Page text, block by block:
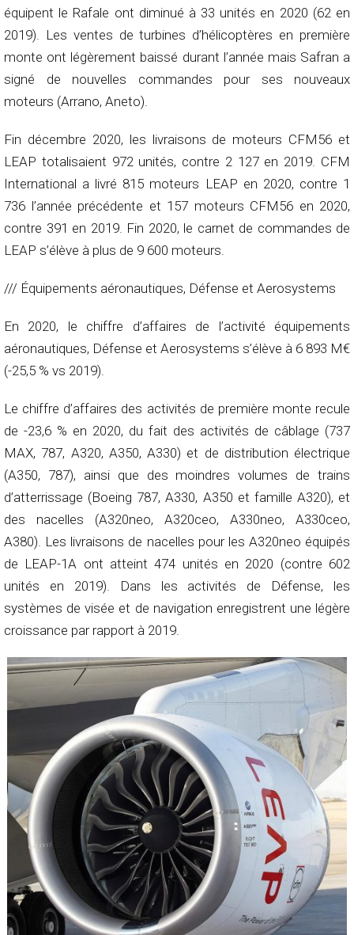
équipent le Rafale ont diminué à 33 unités en 2020 (62 en
2019). Les ventes de turbines d’hélicoptères en première
monte ont légèrement baissé durant l’année mais Safran a
signé de nouvelles commandes pour ses nouveaux
moteurs (Arrano, Aneto).
Fin décembre 2020, les livraisons de moteurs CFM56 et
LEAP totalisaient 972 unités, contre 2 127 en 2019. CFM
International a livré 815 moteurs LEAP en 2020, contre 1
736 l’année précédente et 157 moteurs CFM56 en 2020,
contre 391 en 2019. Fin 2020, le carnet de commandes de
LEAP s’élève à plus de 9 600 moteurs.
/// Équipements aéronautiques, Défense et Aerosystems
En 2020, le chiffre d’affaires de l’activité équipements
aéronautiques, Défense et Aerosystems s’élève à 6 893 M€
(-25,5 % vs 2019).
Le chiffre d’affaires des activités de première monte recule
de -23,6 % en 2020, du fait des activités de câblage (737
MAX, 787, A320, A350, A330) et de distribution électrique
(A350, 787), ainsi que des moindres volumes de trains
d’atterrissage (Boeing 787, A330, A350 et famille A320), et
des nacelles (A320neo, A320ceo, A330neo, A330ceo,
A380). Les livraisons de nacelles pour les A320neo équipés
de LEAP-1A ont atteint 474 unités en 2020 (contre 602
unités en 2019). Dans les activités de Défense, les
systèmes de visée et de navigation enregistrent une légère
croissance par rapport à 2019.